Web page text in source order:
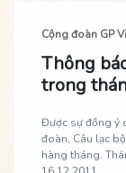
Cộng đoàn GP
Thông
trong
Được sự đồng ý
đoàn, Câu lạc
hàng tháng.